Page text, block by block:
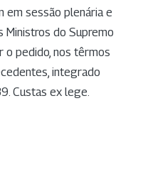
em sessão plenária e
Ministros do Supremo
o pedido, nos têrmos
integrado
Custas ex lege.